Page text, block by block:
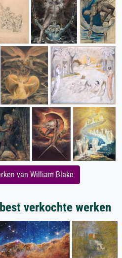
van William Blake
verkochte werken